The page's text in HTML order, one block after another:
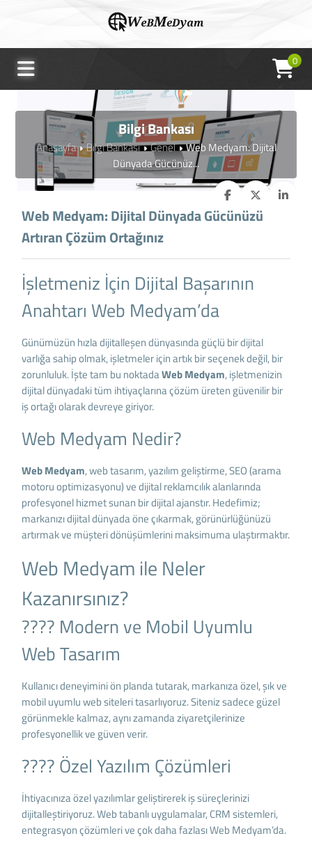
0
Bilgi Bankası
Anasayfa Bilgi Bankası Genel
Web Medyam: Dijital
Dünyada Gücünüz...
Web Medyam: Dijital Dünyada Gücünüzü
Artıran Çözüm Ortağınız
İşletmeniz İçin Dijital Başarının
Anahtarı Web Medyam’da
Günümüzün hızla dijitalleşen dünyasında güçlü bir dijital
varlığa sahip olmak, işletmeler için artık bir seçenek değil, bir
zorunluluk. İşte tam bu noktadaWeb Medyam, işletmenizin
dijital dünyadaki tüm ihtiyaçlarına çözüm üreten güvenilir bir
iş ortağı olarak devreye giriyor.
Web Medyam Nedir?
Web Medyam, web tasarım, yazılım geliştirme, SEO (arama
motoru optimizasyonu) ve dijital reklamcılık alanlarında
profesyonel hizmet sunan bir dijital ajanstır. Hedefimiz;
markanızı dijital dünyada öne çıkarmak, görünürlüğünüzü
artırmak ve müşteri dönüşümlerini maksimuma ulaştırmaktır.
Web Medyam ile Neler
Kazanırsınız?
???? Modern ve Mobil Uyumlu
Web Tasarım
Kullanıcı deneyimini ön planda tutarak, markanıza özel, şık ve
mobil uyumlu web siteleri tasarlıyoruz. Siteniz sadece güzel
görünmekle kalmaz, aynı zamanda ziyaretçilerinize
profesyonellik ve güven verir.
????️ Özel Yazılım Çözümleri
İhtiyacınıza özel yazılımlar geliştirerek iş süreçlerinizi
dijitalleştiriyoruz. Web tabanlı uygulamalar, CRM sistemleri,
entegrasyon çözümleri ve çok daha fazlası Web Medyam’da.